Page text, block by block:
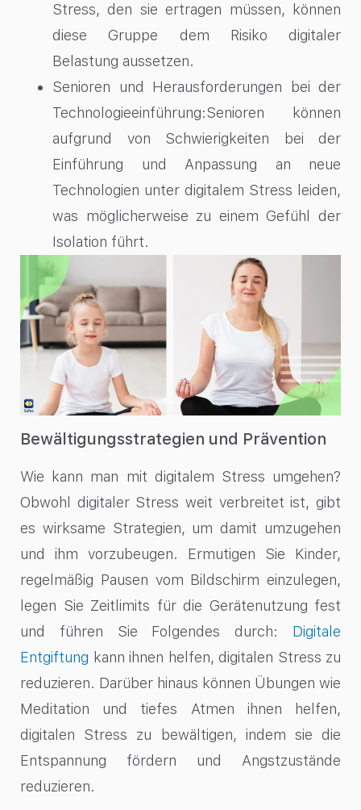
Stress, den sie ertragen müssen, können
diese Gruppe dem Risiko digitaler
Belastung aussetzen.
Senioren und Herausforderungen bei der
Technologieeinführung:Senioren können
aufgrund von Schwierigkeiten bei der
Einführung und Anpassung an neue
Technologien unter digitalem Stress leiden,
was möglicherweise zu einem Gefühl der
Isolation führt.
Bewältigungsstrategien und Prävention
Wie kann man mit digitalem Stress umgehen?
Obwohl digitaler Stress weit verbreitet ist, gibt
es wirksame Strategien, um damit umzugehen
und ihm vorzubeugen. Ermutigen Sie Kinder,
regelmäßig Pausen vom Bildschirm einzulegen,
legen Sie Zeitlimits für die Gerätenutzung fest
und führen Sie Folgendes durch: Digitale
Entgiftung kann ihnen helfen, digitalen Stress zu
reduzieren. Darüber hinaus können Übungen wie
Meditation und tiefes Atmen ihnen helfen,
digitalen Stress zu bewältigen, indem sie die
Entspannung fördern und Angstzustände
reduzieren.